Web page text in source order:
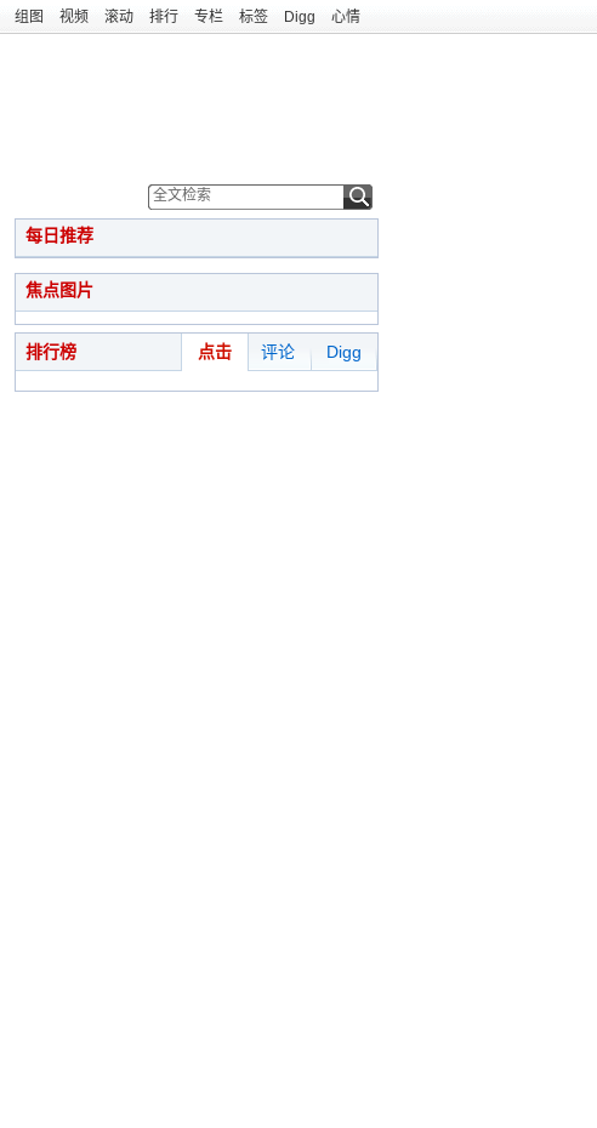
组图 视频 滚动 排行 专栏 标签 Digg 心情
每日推荐
焦点图片
排行榜 点击 评论 Digg